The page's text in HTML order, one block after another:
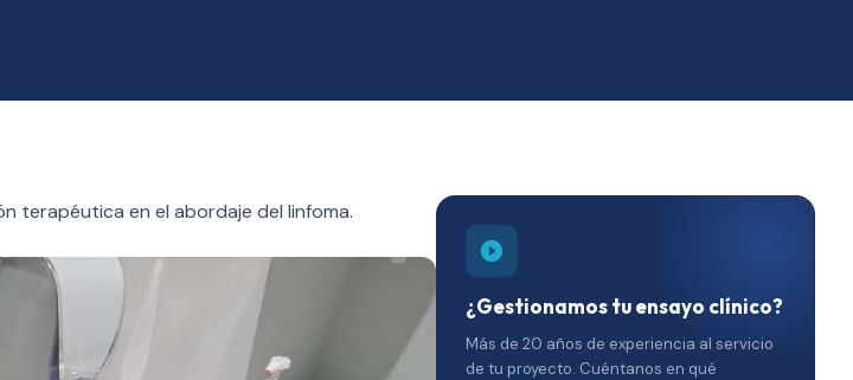
terapéutica en el abordaje del linfoma.
¿Gestionamos tu ensayo clínico?
Más de 20 años de experiencia al servicio
de tu proyecto. Cuéntanos en qué